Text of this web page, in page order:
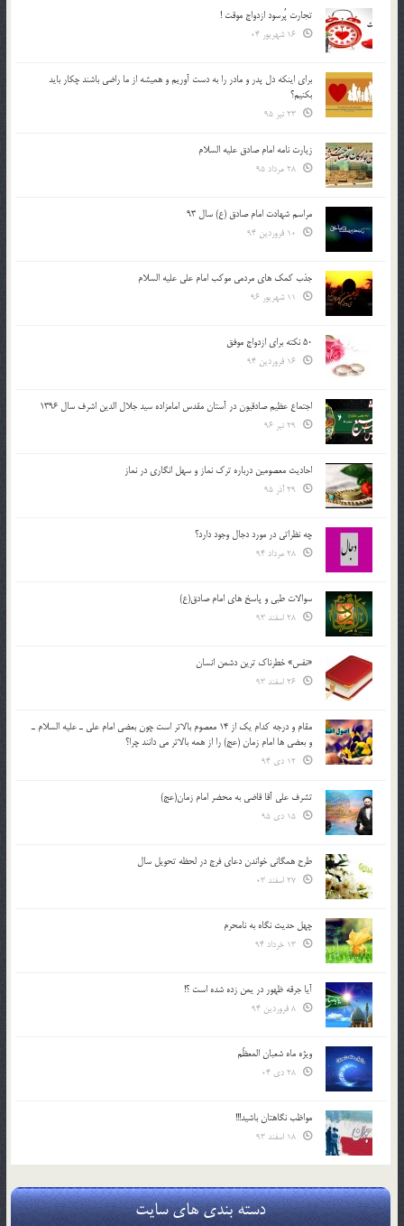
تجارت پُرسود ازدواج موقت !
براي اينكه دل پدر و مادر را به دست آوريم و هميشه از ما راضي باشند چكار بايد
بكنيم؟
زیارت نامه امام صادق علیه السلام
مراسم شهادت امام صادق (ع) سال 93
جذب کمک های مردمی موکب امام علی علیه السلام
50 نکته برای ازدواج موفق
اجتماع عظیم صادقیون در آستان مقدس امامزاده سید جلال الدین اشرف سال 1396
احادیث معصومین درباره ترک نماز و سهل انگاری در نماز
چه نظراتی در مورد دجال وجود دارد؟
سوالات طبی و پاسخ های امام صادق(ع)
«نفس» خطرناک ترین دشمن انسان
مقام و درجه كدام يك از 14 معصوم بالاتر است چون بعضي امام علي ـ عليه السلام ـ
و بعضي ها امام زمان (عج) را از همه بالاتر مي دانند چرا؟
تشرف علي آقا قاضي به محضر امام زمان(عج)
طرح همگانی خواندن دعای فرج در لحظه تحویل سال
چهل حدیث نگاه به نامحرم
آیا جرقه ظهور در یمن زده شده است ؟!
ویژه ماه شعبان المعظّم
مواظب نگاهتان باشید!!!
دسته بندی های سایت